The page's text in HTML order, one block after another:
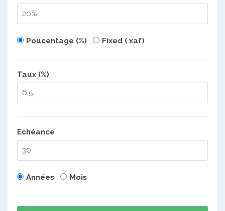
Poucentage (%) Fixed ( xaf)
Taux (%)
Echéance
Années Mois